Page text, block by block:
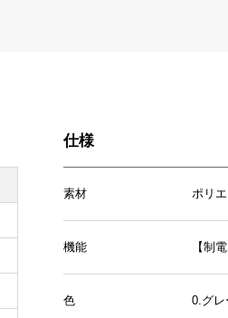
仕様
素材 ポリ
機能 【制
色 0.グ